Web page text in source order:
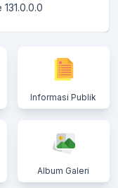
Informasi Publik
Album Galeri